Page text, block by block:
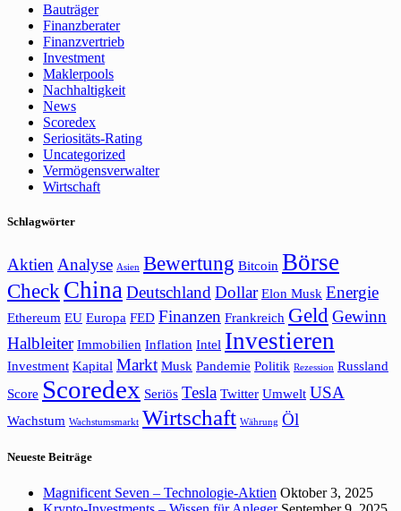
Bauträger
Finanzberater
Finanzvertrieb
Investment
Maklerpools
Nachhaltigkeit
News
Scoredex
Seriositäts-Rating
Uncategorized
Vermögensverwalter
Wirtschaft
Schlagwörter
Aktien Analyse Asien Bewertung Bitcoin Börse
Check ChinaDeutschland Dollar Elon Musk Energie
Ethereum EU Europa FED Finanzen Frankreich GeldGewinn
Halbleiter Immobilien Inflation Intel Investieren
Investment Kapital Markt Musk Pandemie Politik Rezession Russland
Score Scoredex Seriös Tesla Twitter Umwelt USA
Wachstum Wachstumsmarkt Wirtschaft Währung Öl
Neueste Beiträge
Magnificent Seven – Technologie-Aktien Oktober 3, 2025